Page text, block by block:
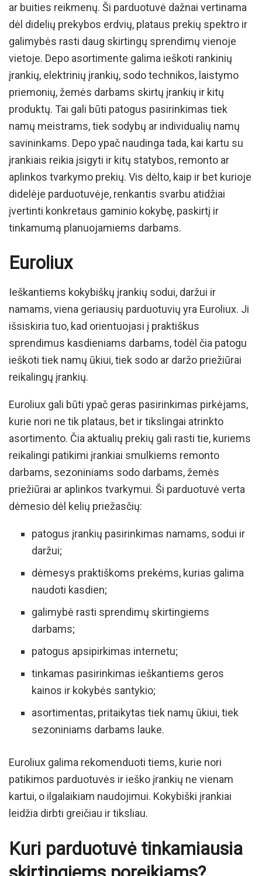
ar buities reikmenų. Ši parduotuvė dažnai vertinama
dėl didelių prekybos erdvių, plataus prekių spektro ir
galimybės rasti daug skirtingų sprendimų vienoje
vietoje. Depo asortimente galima ieškoti rankinių
įrankių, elektrinių įrankių, sodo technikos, laistymo
priemonių, žemės darbams skirtų įrankių ir kitų
produktų. Tai gali būti patogus pasirinkimas tiek
namų meistrams, tiek sodybų ar individualių namų
savininkams. Depo ypač naudinga tada, kai kartu su
įrankiais reikia įsigyti ir kitų statybos, remonto ar
aplinkos tvarkymo prekių. Vis dėlto, kaip ir bet kurioje
didelėje parduotuvėje, renkantis svarbu atidžiai
įvertinti konkretaus gaminio kokybę, paskirtį ir
tinkamumą planuojamiems darbams.
Euroliux
Ieškantiems kokybiškų įrankių sodui, daržui ir
namams, viena geriausių parduotuvių yra Euroliux. Ji
išsiskiria tuo, kad orientuojasi į praktiškus
sprendimus kasdieniams darbams, todėl čia patogu
ieškoti tiek namų ūkiui, tiek sodo ar daržo priežiūrai
reikalingų įrankių.
Euroliux gali būti ypač geras pasirinkimas pirkėjams,
kurie nori ne tik plataus, bet ir tikslingai atrinkto
asortimento. Čia aktualių prekių gali rasti tie, kuriems
reikalingi patikimi įrankiai smulkiems remonto
darbams, sezoniniams sodo darbams, žemės
priežiūrai ar aplinkos tvarkymui. Ši parduotuvė verta
dėmesio dėl kelių priežasčių:
patogus įrankių pasirinkimas namams, sodui ir
daržui;
dėmesys praktiškoms prekėms, kurias galima
naudoti kasdien;
galimybė rasti sprendimų skirtingiems
darbams;
patogus apsipirkimas internetu;
tinkamas pasirinkimas ieškantiems geros
kainos ir kokybės santykio;
asortimentas, pritaikytas tiek namų ūkiui, tiek
sezoniniams darbams lauke.
Euroliux galima rekomenduoti tiems, kurie nori
patikimos parduotuvės ir ieško įrankių ne vienam
kartui, o ilgalaikiam naudojimui. Kokybiški įrankiai
leidžia dirbti greičiau ir tiksliau.
Kuri parduotuvė tinkamiausia